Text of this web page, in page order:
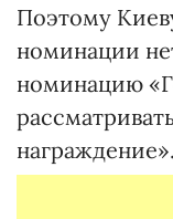
Поэтому
номинации
номинацию
награждение».